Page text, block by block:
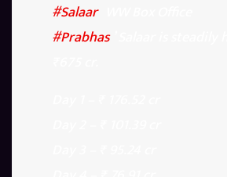
#SalaarWW Box Office
#Prabhas’ Salaar is steadily